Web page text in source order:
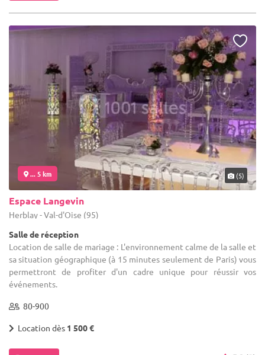
... 5 km (5)
Espace Langevin
Herblay - Val-d'Oise (95)
Salle de réception
Location de salle de mariage : L'environnement calme de la salle et
sa situation géographique (à 15 minutes seulement de Paris) vous
permettront de profiter d'un cadre unique pour réussir vos
événements.
80-900
Location dès 1 500 €